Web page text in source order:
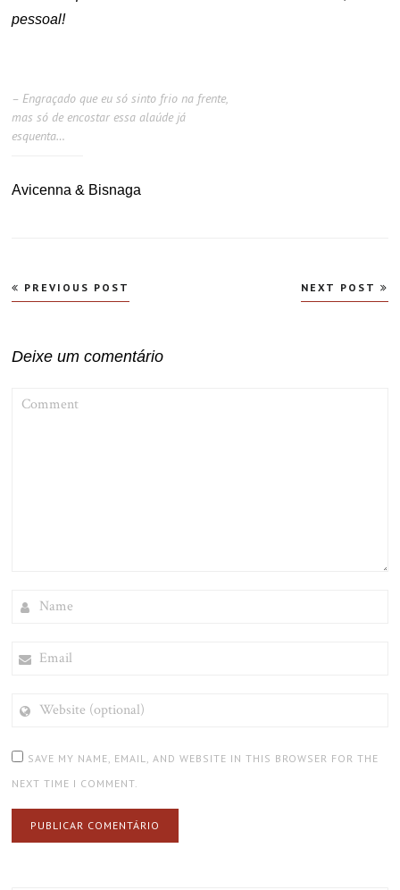
pessoal!
– Engraçado que eu só sinto frio na frente,
mas só de encostar essa alaúde já
esquenta…
Avicenna & Bisnaga
Navegação
de
PREVIOUS POST NEXT POST
Deixe um comentário
(OPTIONAL)
SAVE MY NAME, EMAIL, AND WEBSITE IN THIS BROWSER FOR THE
NEXT TIME I COMMENT.